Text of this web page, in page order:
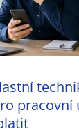
pracovní